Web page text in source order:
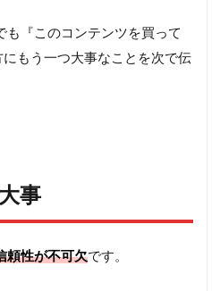
も『このコンテンツを買って
もう一つ大事なことを次で伝
事
頼性が不可欠です。